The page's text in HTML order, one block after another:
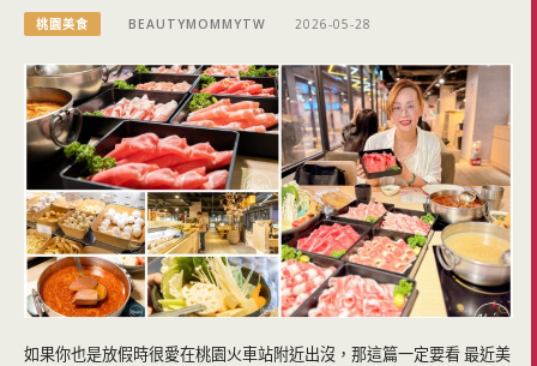
桃園美食 BEAUTYMOMMYTW 2026-05-28
如果你也是放假時很愛在桃園火車站附近出沒，那這篇一定要看 最近美